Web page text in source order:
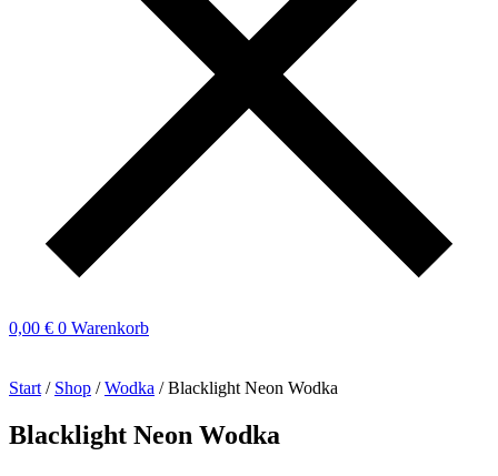
0,00 € 0 Warenkorb
Start / Shop /Wodka / Blacklight Neon Wodka
Blacklight Neon Wodka